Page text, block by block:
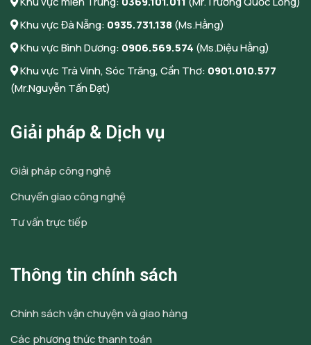
Khu vực Đà Nẵng: 0935.731.138(Ms.Hằng)
Khu vực Bình Dương: 0906.569.574 (Ms.Diệu Hằng)
Khu vực Trà Vinh, Sóc Trăng, Cần Thơ: 0901.010.577
(Mr.Nguyễn Tấn Đạt)
Giải pháp & Dịch vụ
Giải pháp công nghệ
Chuyển giao công nghệ
Tư vấn trực tiếp
Thông tin chính sách
Chính sách vận chuyện và giao hàng
Các phương thức thanh toán